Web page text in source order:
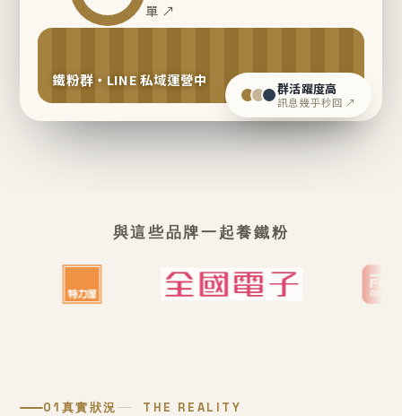
單 ↗
鐵粉群・LINE 私域運營中 群活躍度高
訊息幾乎秒回 ↗
與這些品牌一起養鐵粉
01 真實狀況 THE REALITY